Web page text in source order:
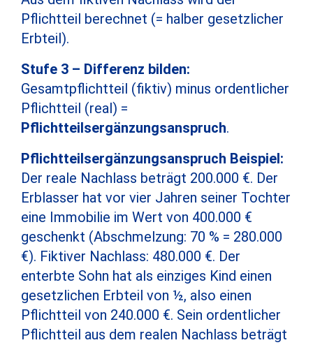
Pflichtteil berechnet (= halber gesetzlicher
Erbteil).
Stufe 3 – Differenz bilden:
Gesamtpflichtteil (fiktiv) minus ordentlicher
Pflichtteil (real) =
Pflichtteilsergänzungsanspruch.
Pflichtteilsergänzungsanspruch Beispiel:
Der reale Nachlass beträgt 200.000 €. Der
Erblasser hat vor vier Jahren seiner Tochter
eine Immobilie im Wert von 400.000 €
geschenkt (Abschmelzung: 70 % = 280.000
€). Fiktiver Nachlass: 480.000 €. Der
enterbte Sohn hat als einziges Kind einen
gesetzlichen Erbteil von ½, also einen
Pflichtteil von 240.000 €. Sein ordentlicher
Pflichtteil aus dem realen Nachlass beträgt